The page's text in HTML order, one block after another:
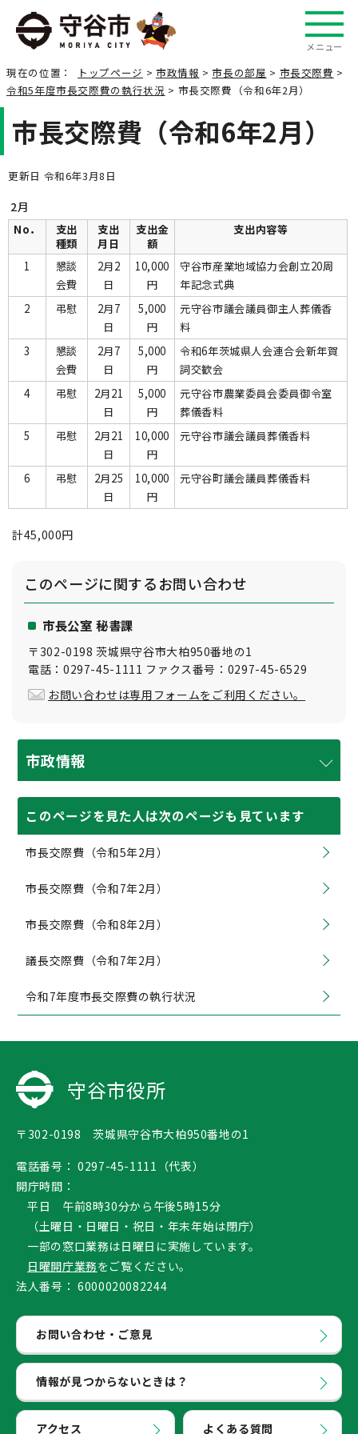
メニュー
現在の位置： トップページ > 市政情報 >市長の部屋 > 市長交際費 >
令和5年度市長交際費の執行状況 > 市長交際費（令和6年2月）
市長交際費（令和6年2月）
更新日 令和6年3月8日
2月
No．
支出
種類
支出
月日
支出金
額
支出内容等
1
懇談
会費
2月2
日
10,000
円
守谷市産業地域協力会創立20周
年記念式典
2
弔慰
2月7
日
5,000
円
元守谷市議会議員御主人葬儀香
料
3
懇談
会費
2月7
日
5,000
円
令和6年茨城県人会連合会新年賀
詞交歓会
4
弔慰
2月21
日
5,000
円
元守谷市農業委員会委員御令室
葬儀香料
5
弔慰
2月21
日
10,000
円
元守谷市議会議員葬儀香料
6 弔慰
2月25
日
10,000
円
元守谷町議会議員葬儀香料
計45,000円
このページに関するお問い合わせ
市長公室 秘書課
〒302-0198 茨城県守谷市大柏950番地の1
電話：0297-45-1111 ファクス番号：0297-45-6529
お問い合わせは専用フォームをご利用ください。
市政情報
このページを見た人は次のページも見ています
市長交際費（令和5年2月）
市長交際費（令和7年2月）
市長交際費（令和8年2月）
議長交際費（令和7年2月）
令和7年度市長交際費の執行状況
守谷市役所
〒302-0198 茨城県守谷市大柏950番地の1
電話番号： 0297-45-1111（代表）
開庁時間：
平日 午前8時30分から午後5時15分
（土曜日・日曜日・祝日・年末年始は閉庁）
一部の窓口業務は日曜日に実施しています。
日曜開庁業務をご覧ください。
法人番号： 6000020082244
お問い合わせ・ご意見
情報が見つからないときは？
アクセス よくある質問